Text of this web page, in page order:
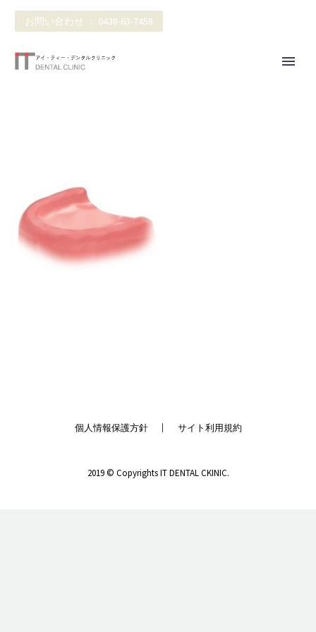
お問い合わせ ： 0438-63-7458
個人情報保護方針 サイト利用規約
2019 © Copyrights IT DENTAL CKINIC.